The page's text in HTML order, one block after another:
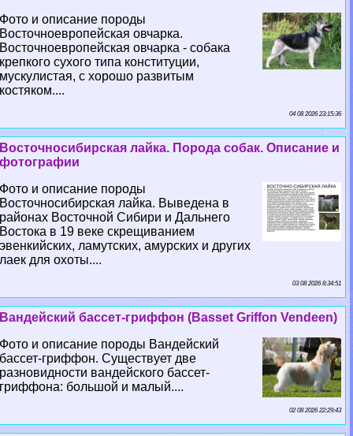
Фото и описание породы
Восточноевропейская овчарка.
Восточноевропейская овчарка - собака
крепкого сухого типа конституции,
мускулистая, с хорошо развитым
костяком....
04 08 2026 23:15:36
Восточносибирская лайка. Порода собак. Описание и
фотографии
Фото и описание породы
Восточносибирская лайка. Выведена в
районах Восточной Сибири и Дальнего
Востока в 19 веке скрещиванием
эвенкийских, ламутских, амурских и других
лаек для охоты....
03 08 2026 8:34:51
Вандейский бассет-гриффон (Basset Griffon Vendeen)
Фото и описание породы Вандейский
бассет-гриффон. Существует две
разновидности вандейского бассет-
гриффона: большой и малый....
02 08 2026 22:29:43